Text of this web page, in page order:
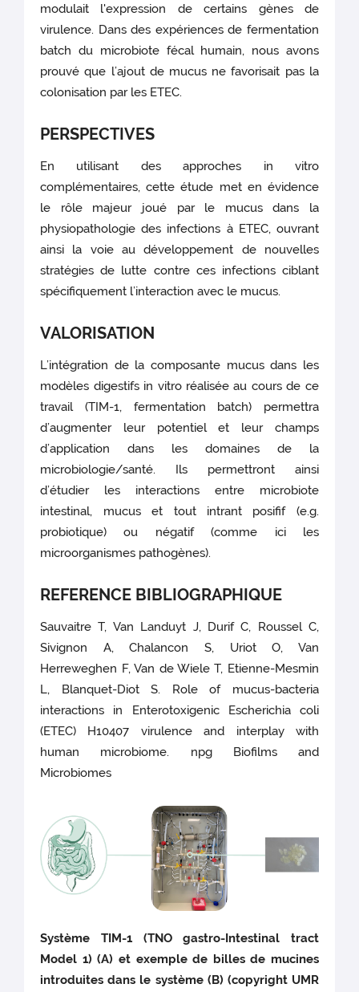
modulait l'expression de certains gènes de
virulence. Dans des expériences de fermentation
batch du microbiote fécal humain, nous avons
prouvé que l’ajout de mucus ne favorisait pas la
colonisation par les ETEC.
PERSPECTIVES
En utilisant des approches in vitro
complémentaires, cette étude met en évidence
le rôle majeur joué par le mucus dans la
physiopathologie des infections à ETEC, ouvrant
ainsi la voie au développement de nouvelles
stratégies de lutte contre ces infections ciblant
spécifiquement l’interaction avec le mucus.
VALORISATION
L’intégration de la composante mucus dans les
modèles digestifs in vitro réalisée au cours de ce
travail (TIM-1, fermentation batch) permettra
d’augmenter leur potentiel et leur champs
d’application dans les domaines de la
microbiologie/santé. Ils permettront ainsi
d’étudier les interactions entre microbiote
intestinal, mucus et tout intrant posifif (e.g.
probiotique) ou négatif (comme ici les
microorganismes pathogènes).
REFERENCE BIBLIOGRAPHIQUE
Sauvaitre T, Van Landuyt J, Durif C, Roussel C,
Sivignon A, Chalancon S, Uriot O, Van
Herreweghen F, Van de Wiele T, Etienne-Mesmin
L, Blanquet-Diot S. Role of mucus-bacteria
interactions in Enterotoxigenic Escherichia coli
(ETEC) H10407 virulence and interplay with
human microbiome. npg Biofilms and
Microbiomes
Système TIM-1 (TNO gastro-Intestinal tract
Model 1) (A) et exemple de billes de mucines
introduites dans le système (B) (copyright UMR